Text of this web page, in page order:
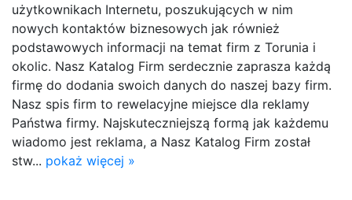
użytkownikach Internetu, poszukujących w nim
nowych kontaktów biznesowych jak również
podstawowych informacji na temat firm z Torunia i
okolic. Nasz Katalog Firm serdecznie zaprasza każdą
firmę do dodania swoich danych do naszej bazy firm.
Nasz spis firm to rewelacyjne miejsce dla reklamy
Państwa firmy. Najskuteczniejszą formą jak każdemu
wiadomo jest reklama, a Nasz Katalog Firm został
stw... pokaż więcej »